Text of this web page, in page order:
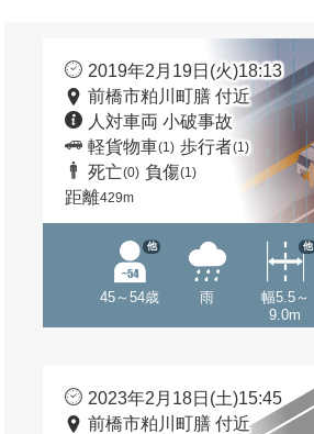
2019年2月19日(火)18:13
前橋市粕川町膳 付近
人対車両 小破事故
軽貨物車(1) 歩行者(1)
死亡(0) 負傷(1)
距離429m
45～54歳
他
雨
幅5.5～
9.0m
他
2023年2月18日(土)15:45
前橋市粕川町膳 付近